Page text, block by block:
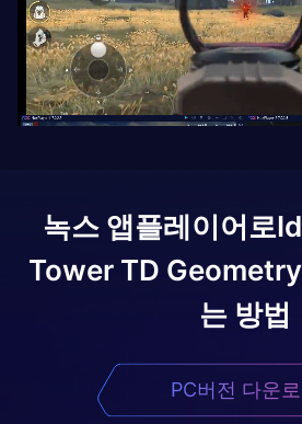
녹스 앱플레이어로
Tower TD Geometry
는 방법
PC버전 다운